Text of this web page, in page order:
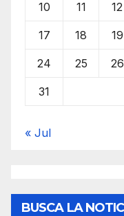
10 11 12
17 18 19
24 25 26
31
« Jul
BUSCA LA